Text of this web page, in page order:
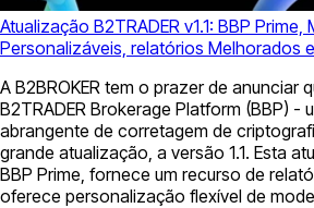
Atualização B2TRADER v1.1: BBP Prime,
Personalizáveis, relatórios Melhorados
A B2BROKER tem o prazer de anunciar
B2TRADER Brokerage Platform (BBP) -
abrangente de corretagem de
grande atualização, a versão 1.1. Esta
BBP Prime, fornece um recurso de
oferece personalização flexível de